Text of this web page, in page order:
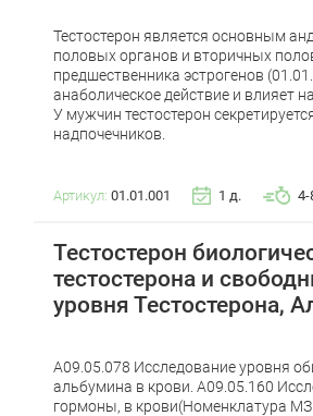
Тестостерон является основным
половых органов и вторичных
предшественника эстрогенов
анаболическое действие и влияет
У мужчин тестостерон
надпочечников.
Артикул: 01.01.001 1 д. 4-
Тестостерон
тестостерона и
уровня Тестостерона,
A09.05.078 Исследование уровня
альбумина в крови. A09.05.160
гормоны, в крови(Номенклатура